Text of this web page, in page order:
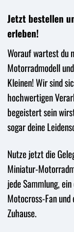
Jetzt bestellen
erleben!
Worauf wartest du
Motorradmodell
Kleinen! Wir sind
hochwertigen
begeistert sein
sogar deine
Nutze jetzt die
Miniatur-
jede Sammlung,
Motocross-Fan
Zuhause.